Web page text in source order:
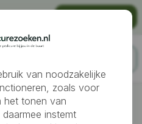
van noodzakelijke
zoals voor
het tonen van
instemt